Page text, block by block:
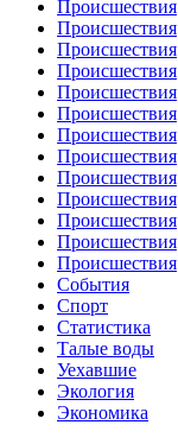
Происшествия
Происшествия
Происшествия
Происшествия
Происшествия
Происшествия
Происшествия
Происшествия
Происшествия
Происшествия
Происшествия
Происшествия
Происшествия
События
Спорт
Статистика
Талые воды
Уехавшие
Экология
Экономика